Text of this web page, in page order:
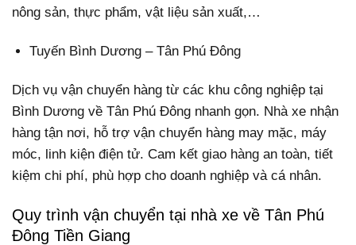
nông sản, thực phẩm, vật liệu sản xuất,…
Tuyến Bình Dương – Tân Phú Đông
Dịch vụ vận chuyển hàng từ các khu công nghiệp tại
Bình Dương về Tân Phú Đông nhanh gọn. Nhà xe nhận
hàng tận nơi, hỗ trợ vận chuyển hàng may mặc, máy
móc, linh kiện điện tử. Cam kết giao hàng an toàn, tiết
kiệm chi phí, phù hợp cho doanh nghiệp và cá nhân.
Quy trình vận chuyển tại nhà xe về Tân Phú
Đông Tiền Giang